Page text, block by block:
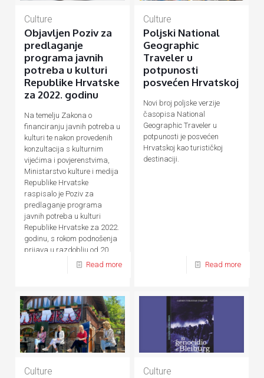
Culture
Objavljen Poziv za
predlaganje
programa javnih
potreba u kulturi
Republike Hrvatske
za 2022. godinu
Na temelju Zakona o
financiranju javnih potreba u
kulturi te nakon provedenih
konzultacija s kulturnim
vijećima i povjerenstvima,
Ministarstvo kulture i medija
Republike Hrvatske
raspisalo je Poziv za
predlaganje programa
javnih potreba u kulturi
Republike Hrvatske za 2022.
godinu, s rokom podnošenja
prijava u razdoblju od 20.
rujna do 20. listopada 2021.
Read more
Culture
Poljski National
Geographic
Traveler u
potpunosti
posvećen Hrvatskoj
Novi broj poljske verzije
časopisa National
Geographic Traveler u
potpunosti je posvećen
Hrvatskoj kao turističkoj
destinaciji.
Read more
Culture Culture